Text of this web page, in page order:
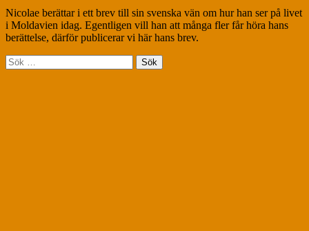
Nicolae berättar i ett brev till sin svenska vän om hur han ser på livet
i Moldavien idag. Egentligen vill han att många fler får höra hans
berättelse, därför publicerar vi här hans brev.
Sök
efter: